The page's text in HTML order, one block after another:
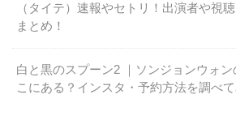
（タイテ）速報やセトリ！出演者や視
まとめ！
白と黒のスプーン2 ｜ソンジョンウォ
こにある？インスタ・予約方法を調べて